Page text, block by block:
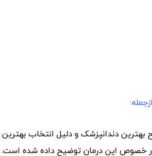
بهترین دندانپزشک و دلیل انتخاب
در خصوص این درمان توضیح داده شده است.